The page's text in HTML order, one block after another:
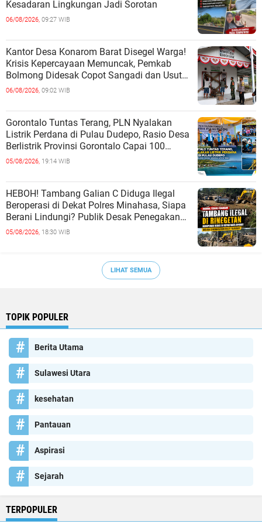
Kesadaran Lingkungan Jadi Sorotan
06/08/2026, 09:27 WIB
Kantor Desa Konarom Barat Disegel Warga!
Krisis Kepercayaan Memuncak, Pemkab
Bolmong Didesak Copot Sangadi dan Usut
Dugaan Penyalahgunaan Wewenang
06/08/2026, 09:02 WIB
Gorontalo Tuntas Terang, PLN Nyalakan
Listrik Perdana di Pulau Dudepo, Rasio Desa
Berlistrik Provinsi Gorontalo Capai 100
Persen
05/08/2026, 19:14 WIB
HEBOH! Tambang Galian C Diduga Ilegal
Beroperasi di Dekat Polres Minahasa, Siapa
Berani Lindungi? Publik Desak Penegakan
Hukum Tanpa Tebang Pilih
05/08/2026, 18:30 WIB
LIHAT SEMUA
TOPIK POPULER
Berita Utama
Sulawesi Utara
kesehatan
Pantauan
Aspirasi
Sejarah
TERPOPULER